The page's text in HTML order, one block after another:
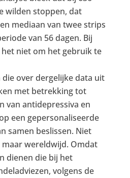
wilden stoppen, dat
mediaan van twee strips
van 56 dagen. Bij
niet om het gebruik te
die over dergelijke data uit
met betrekking tot
van antidepres­siva en
een gepersonaliseerde
samen beslissen. Niet
wereldwijd. Omdat
dienen die bij het
volgens de